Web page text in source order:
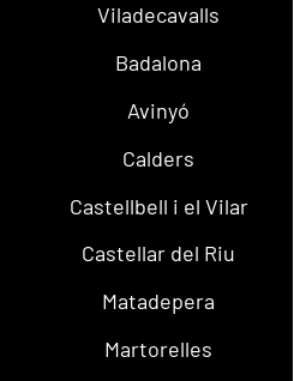
Viladecavalls
Badalona
Avinyó
Calders
Castellbell i el Vilar
Castellar del Riu
Matadepera
Martorelles